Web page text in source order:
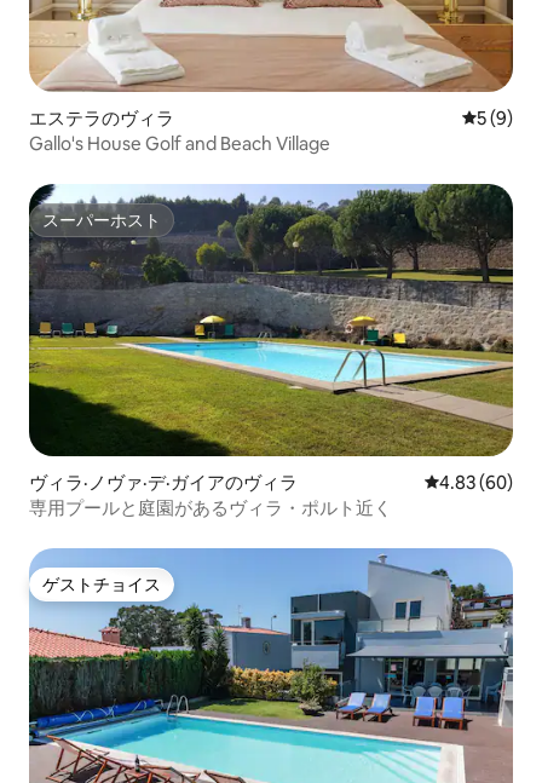
エステラのヴィラ レビュー
5 (9)
Gallo's House Golf and Beach Village
スーパーホスト
スーパーホスト
ヴィラ·ノヴァ·デ·ガイアのヴィラ レビュー60
4.83 (60)
専用プールと庭園があるヴィラ・ポルト近く
ゲストチョイス
ゲストチョイス